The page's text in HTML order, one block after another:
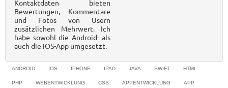
Kontaktdaten bieten
Bewertungen, Kommentare
und Fotos von Usern
zusätzlichen Mehrwert. Ich
habe sowohl die Android- als
auch die iOS-App umgesetzt.
ANDROID IOS IPHONE IPAD JAVA SWIFT HTML
PHP WEBENTWICKLUNG CSS APPENTWICKLUNG APP